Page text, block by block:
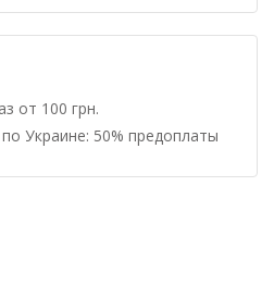
от 100 грн.
Украине: 50% предоплаты